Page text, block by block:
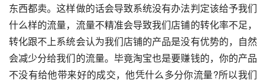
东西都卖。这样做的话会导致系统没有办法判定该给予我们
什么样的流量，流量不精准会导致我们店铺的转化率不足，
转化跟不上系统会认为我们店铺的产品是没有优势的，自然
会减少分给我们的流量。毕竟淘宝也是要赚钱的，你的产品
不没有给他带来好的成交，他凭什么多分你流量?所以我们